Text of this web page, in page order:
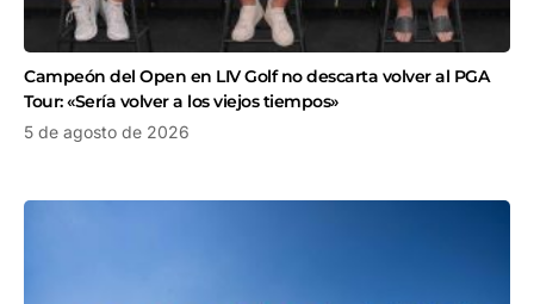
Campeón del Open en LIV Golf no descarta volver al PGA
Tour: «Sería volver a los viejos tiempos»
5 de agosto de 2026